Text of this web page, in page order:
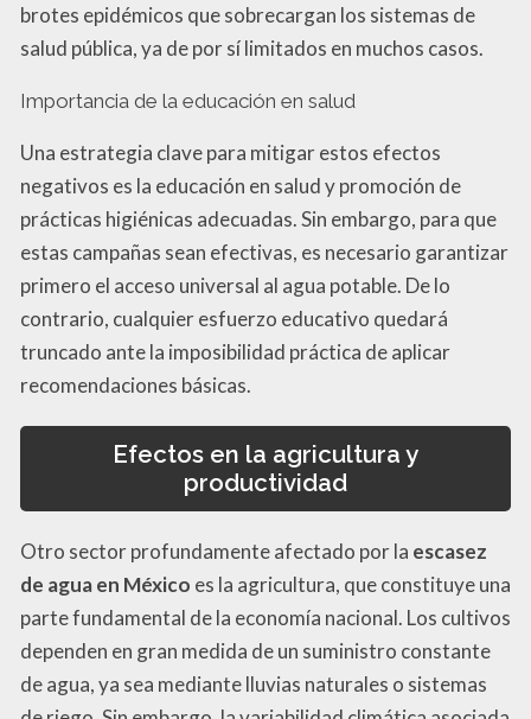
brotes epidémicos que sobrecargan los sistemas de
salud pública, ya de por sí limitados en muchos casos.
Importancia de la educación en salud
Una estrategia clave para mitigar estos efectos
negativos es la educación en salud y promoción de
prácticas higiénicas adecuadas. Sin embargo, para que
estas campañas sean efectivas, es necesario garantizar
primero el acceso universal al agua potable. De lo
contrario, cualquier esfuerzo educativo quedará
truncado ante la imposibilidad práctica de aplicar
recomendaciones básicas.
Efectos en la agricultura y
productividad
Otro sector profundamente afectado por la escasez
de agua en México es la agricultura, que constituye una
parte fundamental de la economía nacional. Los cultivos
dependen en gran medida de un suministro constante
de agua, ya sea mediante lluvias naturales o sistemas